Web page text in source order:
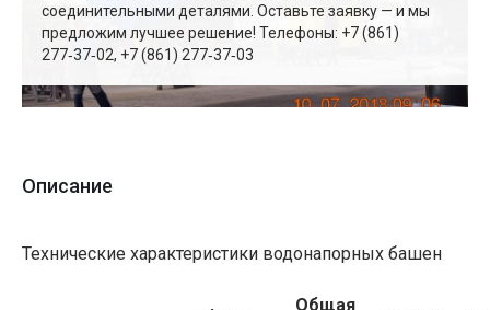
соединительными деталями. Оставьте заявку — и мы
предложим лучшее решение! Телефоны: +7 (861)
277‑37‑02, +7 (861) 277‑37‑03
Описание
Технические характеристики водонапорных башен
Общая